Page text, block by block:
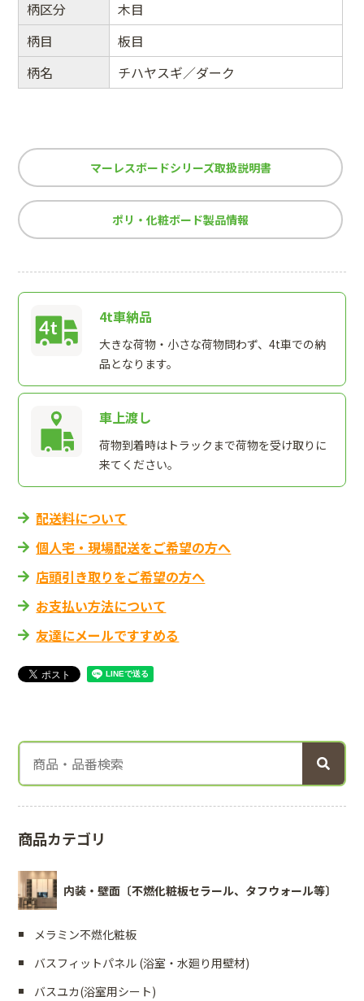
柄区分
木目
柄目
板目
柄名
チハヤスギ／ダーク
マーレスボードシリーズ取扱説明書
ポリ・化粧ボード製品情報
4t車納品
大きな荷物・小さな荷物問わず、4t車での納
品となります。
車上渡し
荷物到着時はトラックまで荷物を受け取りに
来てください。
配送料について
個人宅・現場配送をご希望の方へ
店頭引き取りをご希望の方へ
お支払い方法について
友達にメールですすめる
商品カテゴリ
内装・壁面〔不燃化粧板セラール、タフウォール等〕
メラミン不燃化粧板
バスフィットパネル (浴室・水廻り用壁材)
バスユカ(浴室用シート)